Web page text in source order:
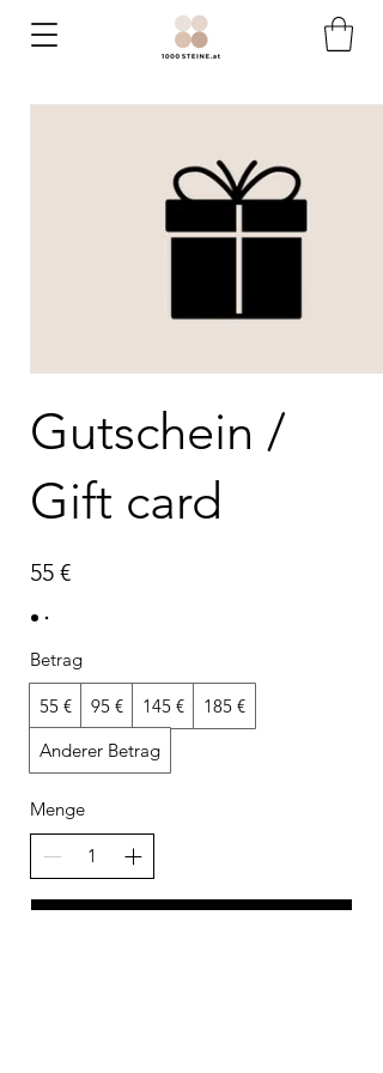
Gutschein /
Gift card
55 €
Betrag
55 € 95 € 145 €
185 €
Anderer Betrag
Menge